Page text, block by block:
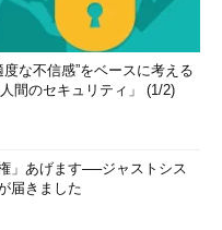
度な不信感”をベースに考える
人間のセキュリティ」 (1/2)
」あげます──ジャストシス
届きました